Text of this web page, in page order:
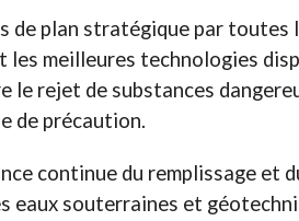
de plan stratégique par
meilleures technologies
le rejet de substances
de précaution.
continue du remplissage et
eaux souterraines et